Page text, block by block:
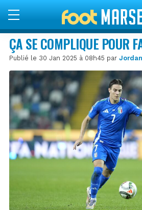
ÇA SE COMPLIQUE POUR
Publié le 30 Jan 2025 à 08h45 par